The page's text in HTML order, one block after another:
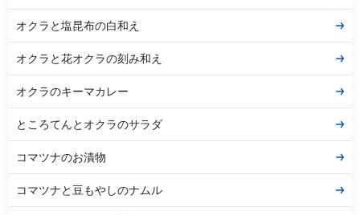
オクラと塩昆布の白和え
オクラと花オクラの刻み和え
オクラのキーマカレー
ところてんとオクラのサラダ
コマツナのお漬物
コマツナと豆もやしのナムル